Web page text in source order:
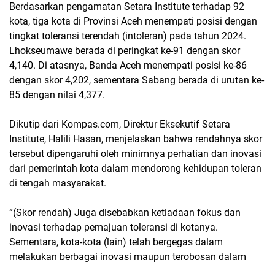
Berdasarkan pengamatan Setara Institute terhadap 92
kota, tiga kota di Provinsi Aceh menempati posisi dengan
tingkat toleransi terendah (intoleran) pada tahun 2024.
Lhokseumawe berada di peringkat ke-91 dengan skor
4,140. Di atasnya, Banda Aceh menempati posisi ke-86
dengan skor 4,202, sementara Sabang berada di urutan ke-
85 dengan nilai 4,377.
Dikutip dari Kompas.com, Direktur Eksekutif Setara
Institute, Halili Hasan, menjelaskan bahwa rendahnya skor
tersebut dipengaruhi oleh minimnya perhatian dan inovasi
dari pemerintah kota dalam mendorong kehidupan toleran
di tengah masyarakat.
“(Skor rendah) Juga disebabkan ketiadaan fokus dan
inovasi terhadap pemajuan toleransi di kotanya.
Sementara, kota-kota (lain) telah bergegas dalam
melakukan berbagai inovasi maupun terobosan dalam